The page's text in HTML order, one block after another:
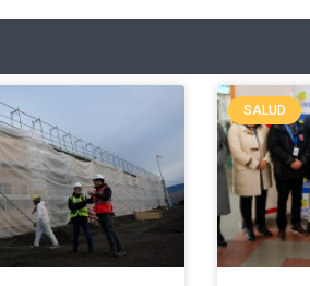
SALUD